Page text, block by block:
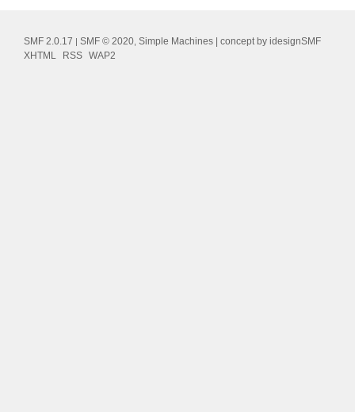
SMF 2.0.17 | SMF © 2020 Simple Machines | concept by idesignSMF
XHTML
RSS WAP2